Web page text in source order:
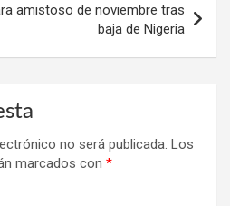
amistoso de noviembre tras
baja de Nigeria
no será publicada. Los
marcados con *